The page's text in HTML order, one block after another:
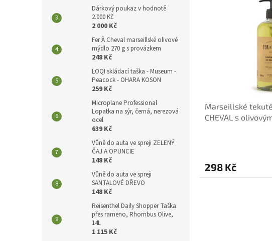
Dárkový poukaz v hodnotě
2.000 Kč
2 000 Kč
Fer À Cheval marseillské olivové
mýdlo 270 g s provázkem
248 Kč
LOQI skládací taška - Museum -
Peacock - OHARA KOSON
259 Kč
Microplane Professional
Lopatka na sýr, černá, nerezová
ocel
639 Kč
Vůně do auta ve spreji ZELENÝ
ČAJ A OPUNCIE
148 Kč
Vůně do auta ve spreji
SANTALOVÉ DŘEVO
148 Kč
Reisenthel Daily Shopper Taška
přes rameno, Rhombus Olive,
14L
1 115 Kč
Marseillské
CHEVAL s
298 Kč